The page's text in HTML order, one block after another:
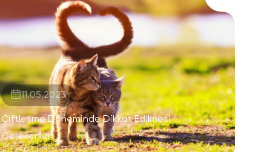
11.05.2023
Çiftleşme Döneminde Dikkat Edilmesi
Gerekenler